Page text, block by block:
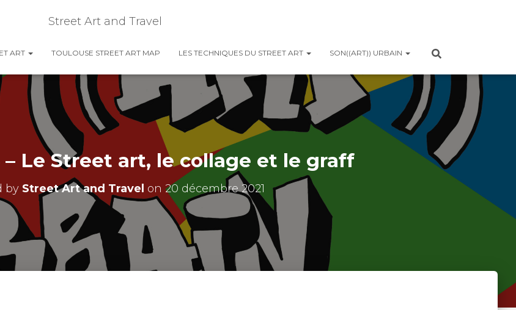
Street Art and Travel
ART TOULOUSE STREET ART MAP LES TECHNIQUES DU STREET ART SON((ART)) URBAIN
Le Street art, le collage et le graff
by Street Art and Travel on 20 décembre 2021